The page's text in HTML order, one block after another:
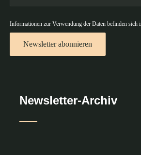
Informationen zur Verwendung der Daten befinden sich
Newsletter abonnieren
Newsletter-Archiv